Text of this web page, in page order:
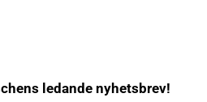
ledande nyhetsbrev!